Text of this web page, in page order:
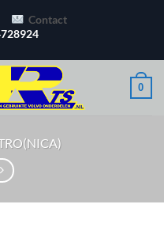
Contact
0